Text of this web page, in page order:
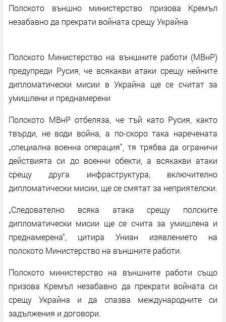
Полското външно министерство призова Кремъл
незабавно да прекрати войната срещу Украйна
Полското Министерство на външните работи (МВнР)
предупреди Русия, че всякакви атаки срещу нейните
дипломатически мисии в Украйна ще се считат за
умишлени и преднамерени
Полското МВнР отбеляза, че тъй като Русия, както
твърди, не води война, а по-скоро така наречената
„специална военна операция“, тя трябва да ограничи
действията си до военни обекти, а всякакви атаки
срещу друга инфраструктура, включително
дипломатически мисии, ще се смятат за неприятелски.
„Следователно всяка атака срещу полските
дипломатически мисии ще се счита за умишлена и
преднамерена“, цитира Униан изявлението на
полското Министерство на външните работи.
Полското министерство на външните работи също
призова Кремъл незабавно да прекрати войната си
срещу Украйна и да спазва международните си
задължения и договори.